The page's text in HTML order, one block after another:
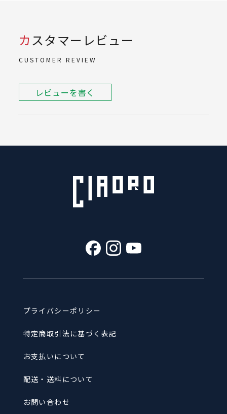
カスタマーレビュー
CUSTOMER REVIEW
レビューを書く
プライバシーポリシー
特定商取引法に基づく表記
お支払いについて
配送・送料について
お問い合わせ